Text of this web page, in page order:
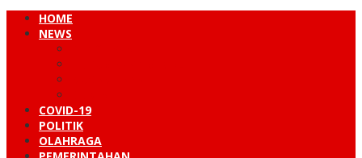
HOME
NEWS
COVID-19
POLITIK
OLAHRAGA